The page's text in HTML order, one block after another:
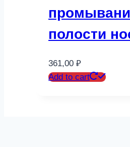
полости
361,00 ₽
Add to cart